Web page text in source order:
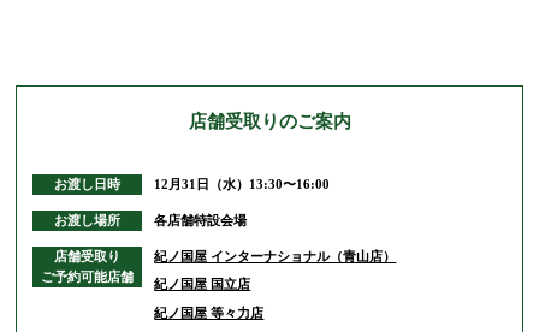
店舗受取りのご案内
お渡し日時 12月31日（水）13:30〜16:00
お渡し場所 各店舗特設会場
店舗受取り
ご予約可能店舗
紀ノ国屋 インターナショナル（青山店）
紀ノ国屋 国立店
紀ノ国屋 等々力店